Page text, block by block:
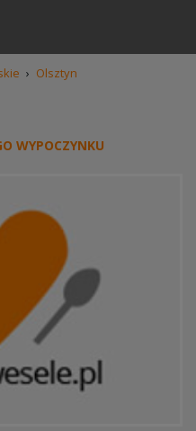
› Olsztyn
WYPOCZYNKU